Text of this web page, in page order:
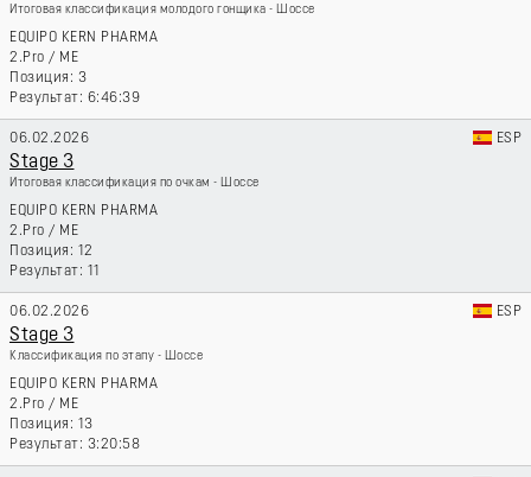
Итоговая классификация молодого гонщика - Шоссе
EQUIPO KERN PHARMA
2.Pro / ME
3
6:46:39
06.02.2026 ESP
Stage 3
Итоговая классификация по очкам - Шоссе
EQUIPO KERN PHARMA
2.Pro / ME
12
11
06.02.2026 ESP
Stage 3
Классификация по этапу - Шоссе
EQUIPO KERN PHARMA
2.Pro / ME
13
3:20:58